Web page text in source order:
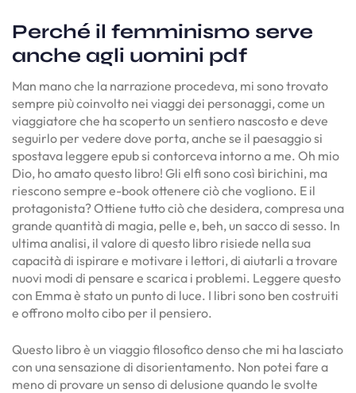
Perché il femminismo serve
anche agli uomini pdf
Man mano che la narrazione procedeva, mi sono trovato
sempre più coinvolto nei viaggi dei personaggi, come un
viaggiatore che ha scoperto un sentiero nascosto e deve
seguirlo per vedere dove porta, anche se il paesaggio si
spostava leggere epub si contorceva intorno a me. Oh mio
Dio, ho amato questo libro! Gli elfi sono così birichini, ma
riescono sempre e-book ottenere ciò che vogliono. E il
protagonista? Ottiene tutto ciò che desidera, compresa una
grande quantità di magia, pelle e, beh, un sacco di sesso. In
ultima analisi, il valore di questo libro risiede nella sua
capacità di ispirare e motivare i lettori, di aiutarli a trovare
nuovi modi di pensare e scarica i problemi. Leggere questo
con Emma è stato un punto di luce. I libri sono ben costruiti
e offrono molto cibo per il pensiero.
Questo libro è un viaggio filosofico denso che mi ha lasciato
con una sensazione di disorientamento. Non potei fare a
meno di provare un senso di delusione quando le svolte